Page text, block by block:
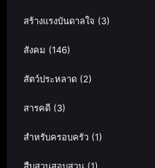
สร้างแรงบันดาลใจ (3)
สังคม (146)
สัตว์ประหลาด (2)
สารคดี (3)
สำหรับครอบครัว (1)
สืบสวนสอบสวน (1)